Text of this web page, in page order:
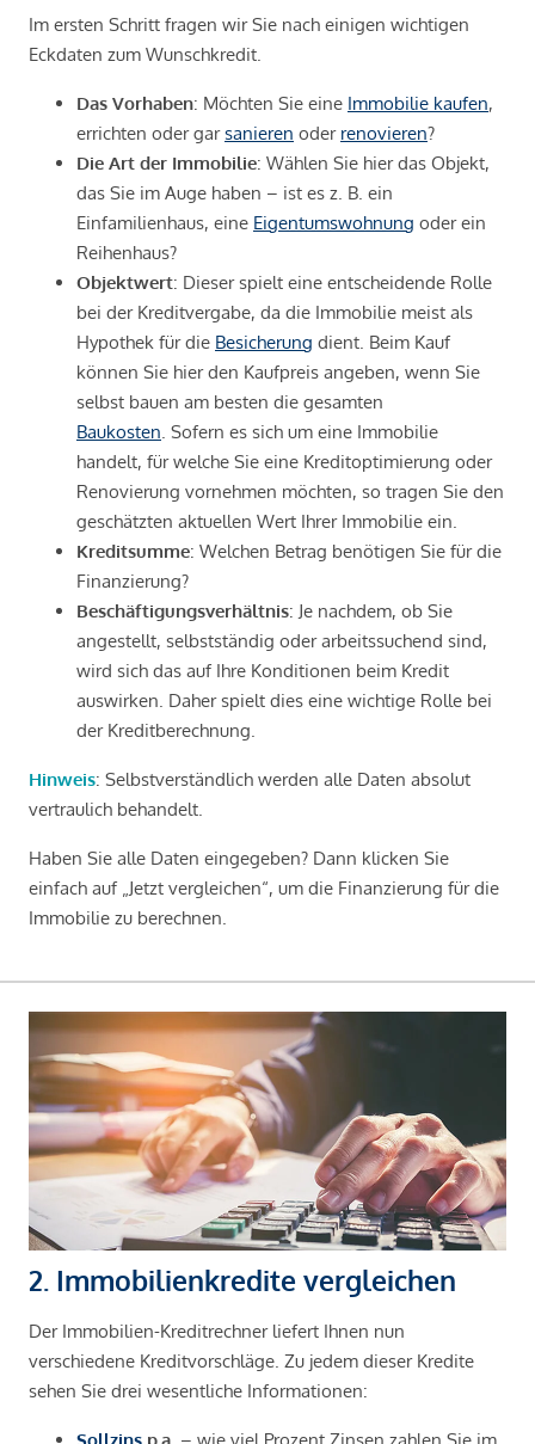
Im ersten Schritt fragen wir Sie nach einigen wichtigen
Eckdaten zum Wunschkredit.
Das Vorhaben: Möchten Sie eine Immobilie kaufen,
errichten oder garsanieren oder renovieren?
Die Art der Immobilie: Wählen Sie hier das Objekt,
das Sie im Auge haben – ist es z. B. ein
Einfamilienhaus, eine Eigentumswohnung oder ein
Reihenhaus?
Objektwert: Dieser spielt eine entscheidende Rolle
bei der Kreditvergabe, da die Immobilie meist als
Hypothek für die Besicherung dient. Beim Kauf
können Sie hier den Kaufpreis angeben, wenn Sie
selbst bauen am besten die gesamten
Baukosten . Sofern es sich um eine Immobilie
handelt, für welche Sie eine Kreditoptimierung oder
Renovierung vornehmen möchten, so tragen Sie den
geschätzten aktuellen Wert Ihrer Immobilie ein.
Kreditsumme: Welchen Betrag benötigen Sie für die
Finanzierung?
Beschäftigungsverhältnis: Je nachdem, ob Sie
angestellt, selbstständig oder arbeitssuchend sind,
wird sich das auf Ihre Konditionen beim Kredit
auswirken. Daher spielt dies eine wichtige Rolle bei
der Kreditberechnung.
Hinweis: Selbstverständlich werden alle Daten absolut
vertraulich behandelt.
Haben Sie alle Daten eingegeben? Dann klicken Sie
einfach auf „Jetzt vergleichen“, um die Finanzierung für die
Immobilie zu berechnen.
2. Immobilienkredite vergleichen
Der Immobilien-Kreditrechner liefert Ihnen nun
verschiedene Kreditvorschläge. Zu jedem dieser Kredite
sehen Sie drei wesentliche Informationen:
Sollzins p.a . – wie viel Prozent Zinsen zahlen Sie im